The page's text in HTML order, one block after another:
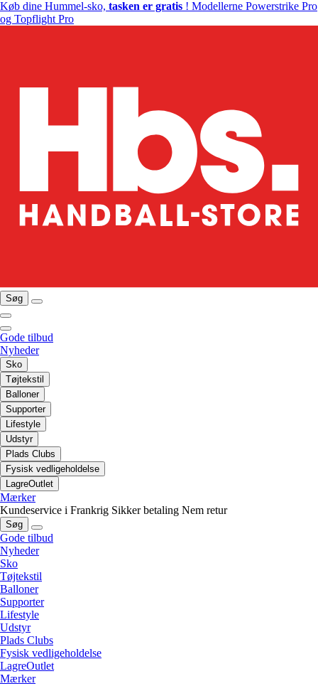
Køb dine Hummel-sko, tasken er gratis ! Modellerne Powerstrike Pro
og Topflight Pro
Søg
Gode tilbud
Nyheder
Sko
Tøjtekstil
Balloner
Supporter
Lifestyle
Udstyr
Plads Clubs
Fysisk vedligeholdelse
LagreOutlet
Mærker
Kundeservice i Frankrig Sikker betaling Nem retur
Søg
Gode tilbud
Nyheder
Sko
Tøjtekstil
Balloner
Supporter
Lifestyle
Udstyr
Plads Clubs
Fysisk vedligeholdelse
LagreOutlet
Mærker